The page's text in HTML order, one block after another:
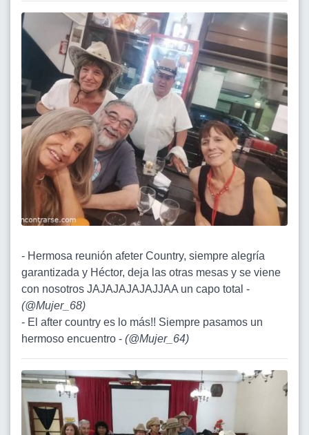
- Hermosa reunión afeter Country, siempre alegría
garantizada y Héctor, deja las otras mesas y se viene
con nosotros JAJAJAJAJAJJAA un capo total -
(@Mujer_68)
- El after country es lo más!! Siempre pasamos un
hermoso encuentro - (@Mujer_64)